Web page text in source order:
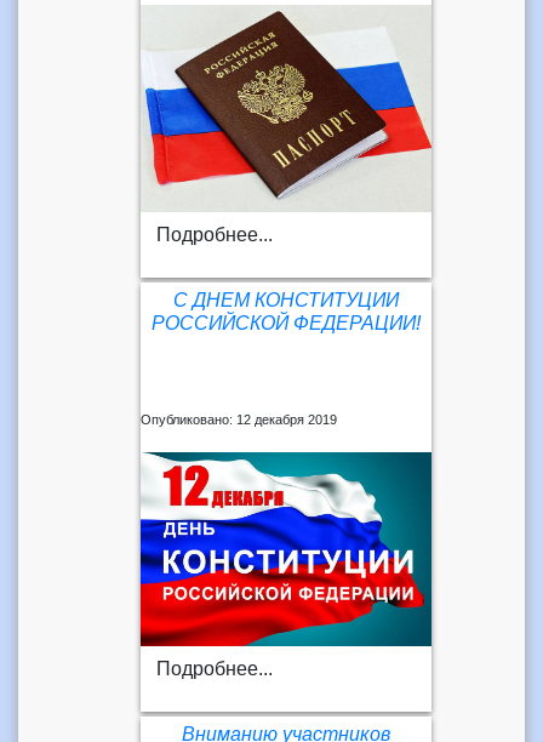
Подробнее...
С ДНЕМ КОНСТИТУЦИИ
РОССИЙСКОЙ ФЕДЕРАЦИИ!
Опубликовано: 12 декабря 2019
Подробнее...
Вниманию участников